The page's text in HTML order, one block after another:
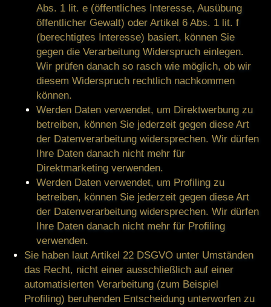
Abs. 1 lit. e (öffentliches Interesse, Ausübung
öffentlicher Gewalt) oder Artikel 6 Abs. 1 lit. f
(berechtigtes Interesse) basiert, können Sie
gegen die Verarbeitung Widerspruch einlegen.
Wir prüfen danach so rasch wie möglich, ob wir
diesem Widerspruch rechtlich nachkommen
können.
Werden Daten verwendet, um Direktwerbung zu
betreiben, können Sie jederzeit gegen diese Art
der Datenverarbeitung widersprechen. Wir dürfen
Ihre Daten danach nicht mehr für
Direktmarketing verwenden.
Werden Daten verwendet, um Profiling zu
betreiben, können Sie jederzeit gegen diese Art
der Datenverarbeitung widersprechen. Wir dürfen
Ihre Daten danach nicht mehr für Profiling
verwenden.
Sie haben laut Artikel 22 DSGVO unter Umständen
das Recht, nicht einer ausschließlich auf einer
automatisierten Verarbeitung (zum Beispiel
Profiling) beruhenden Entscheidung unterworfen zu